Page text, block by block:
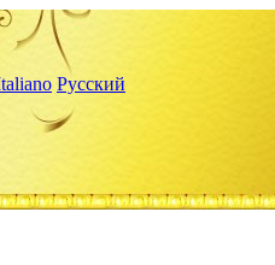
Русский